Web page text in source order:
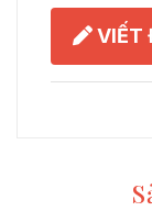
VIẾT